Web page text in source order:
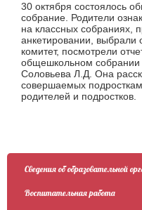
30 октября состоялось
собрание. Родители
на классных собраниях,
анкетировании,
комитет, посмотрели
общешкольном собрании
Соловьева Л.Д. Она
совершаемых
родителей и подростков.
Сведения об образовательной
Воспитательная работа